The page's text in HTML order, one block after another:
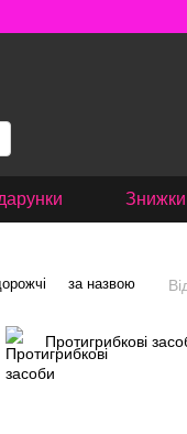
Знижки
за назвою
Протигрибкові